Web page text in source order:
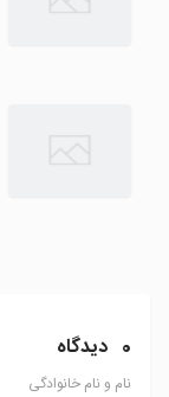
0 دیدگاه
نام و نام خانوادگی